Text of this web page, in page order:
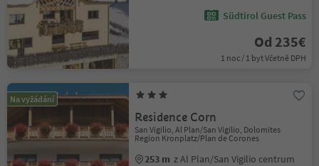
Südtirol Guest Pass
Od 235€
1 noc / 1 byt Včetně DPH
Na vyžádání
Residence Corn
San Vigilio, Al Plan/San Vigilio, Dolomites
Region Kronplatz/Plan de Corones
253 m z Al Plan/San Vigilio centrum